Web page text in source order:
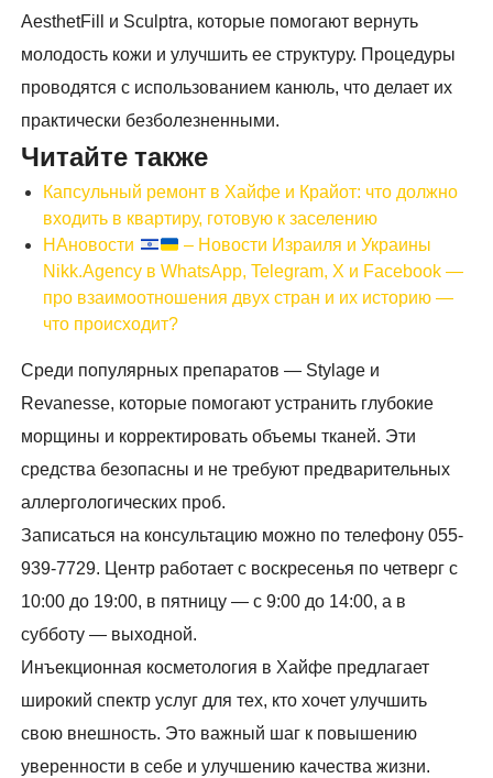
AesthetFill и Sculptra, которые помогают вернуть
молодость кожи и улучшить ее структуру. Процедуры
проводятся с использованием канюль, что делает их
практически безболезненными.
Читайте также
Капсульный ремонт в Хайфе и Крайот: что должно
входить в квартиру, готовую к заселению
НАновости
– Новости Израиля и Украины
Nikk.Agency в WhatsApp, Telegram, X и Facebook —
про взаимоотношения двух стран и их историю —
что происходит?
Среди популярных препаратов — Stylage и
Revanesse, которые помогают устранить глубокие
морщины и корректировать объемы тканей. Эти
средства безопасны и не требуют предварительных
аллергологических проб.
Записаться на консультацию можно по телефону 055-
939-7729. Центр работает с воскресенья по четверг с
10:00 до 19:00, в пятницу — с 9:00 до 14:00, а в
субботу — выходной.
Инъекционная косметология в Хайфе предлагает
широкий спектр услуг для тех, кто хочет улучшить
свою внешность. Это важный шаг к повышению
уверенности в себе и улучшению качества жизни.